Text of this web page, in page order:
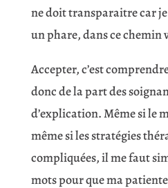
ne doit transparaitre car
un phare, dans ce chemin
Accepter, c’est
donc de la part des
d’explication. Même si le
même si les stratégies
compliquées, il me faut
mots pour que ma